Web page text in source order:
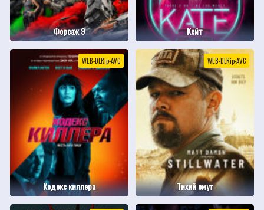
Форсаж 9 Кейт
WEB-DLRip-AVC
Кодекс киллера
WEB-DLRip-AVC
Тихий омут